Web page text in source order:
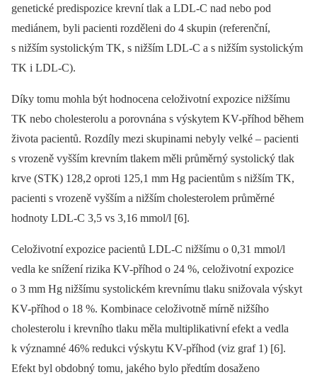
genetické predispozice krevní tlak a LDL-C nad nebo pod
mediánem, byli pacienti rozděleni do 4 skupin (referenční,
s nižším systolickým TK, s nižším LDL-C a s nižším systolickým
TK i LDL-C).
Díky tomu mohla být hodnocena celoživotní expozice nižšímu
TK nebo cholesterolu a porovnána s výskytem KV-příhod během
života pacientů. Rozdíly mezi skupinami nebyly velké –⁠ pacienti
s vrozeně vyšším krevním tlakem měli průměrný systolický tlak
krve (STK) 128,2 oproti 125,1 mm Hg pacientům s nižším TK,
pacienti s vrozeně vyšším a nižším cholesterolem průměrné
hodnoty LDL-C 3,5 vs 3,16 mmol/l [6].
Celoživotní expozice pacientů LDL-C nižšímu o 0,31 mmol/l
vedla ke snížení rizika KV-příhod o 24 %, celoživotní expozice
o 3 mm Hg nižšímu systolickém krevnímu tlaku snižovala výskyt
KV-příhod o 18 %. Kombinace celoživotně mírně nižšího
cholesterolu i krevního tlaku měla multiplikativní efekt a vedla
k významné 46% redukci výskytu KV-příhod (viz graf 1) [6].
Efekt byl obdobný tomu, jakého bylo předtím dosaženo